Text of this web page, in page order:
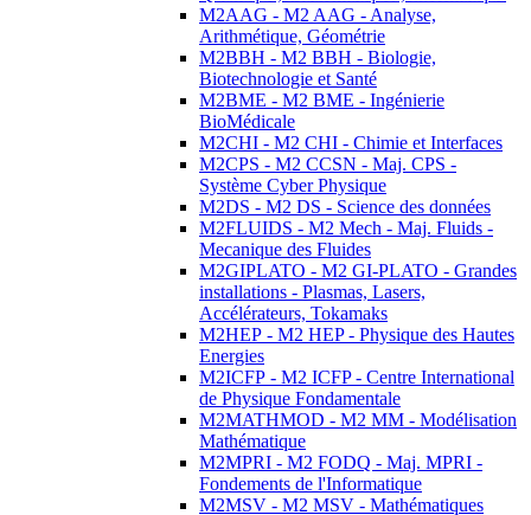
M2AAG - M2 AAG - Analyse,
Arithmétique, Géométrie
M2BBH - M2 BBH - Biologie,
Biotechnologie et Santé
M2BME - M2 BME - Ingénierie
BioMédicale
M2CHI - M2 CHI - Chimie et Interfaces
M2CPS - M2 CCSN - Maj. CPS -
Système Cyber Physique
M2DS - M2 DS - Science des données
M2FLUIDS - M2 Mech - Maj. Fluids -
Mecanique des Fluides
M2GIPLATO - M2 GI-PLATO - Grandes
installations - Plasmas, Lasers,
Accélérateurs, Tokamaks
M2HEP - M2 HEP - Physique des Hautes
Energies
M2ICFP - M2 ICFP - Centre International
de Physique Fondamentale
M2MATHMOD - M2 MM - Modélisation
Mathématique
M2MPRI - M2 FODQ - Maj. MPRI -
Fondements de l'Informatique
M2MSV - M2 MSV - Mathématiques